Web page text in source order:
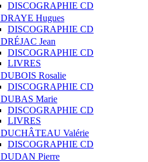
DISCOGRAPHIE CD
DRAYE Hugues
DISCOGRAPHIE CD
DRÉJAC Jean
DISCOGRAPHIE CD
LIVRES
DUBOIS Rosalie
DISCOGRAPHIE CD
DUBAS Marie
DISCOGRAPHIE CD
LIVRES
DUCHÂTEAU Valérie
DISCOGRAPHIE CD
DUDAN Pierre